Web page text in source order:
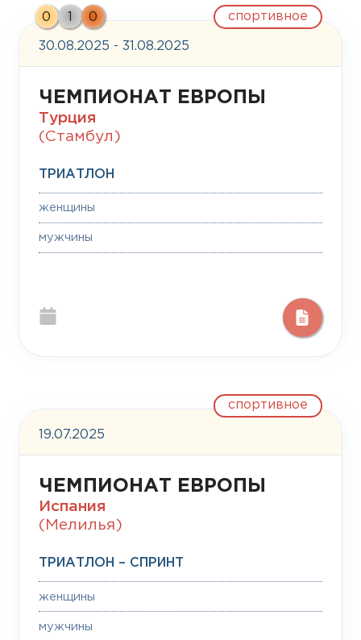
30.08.2025 - 31.08.2025
спортивное
0 1 0
ЧЕМПИОНАТ ЕВРОПЫ
Турция
(Стамбул)
ТРИАТЛОН
женщины
мужчины
19.07.2025
спортивное
ЧЕМПИОНАТ ЕВРОПЫ
Испания
(Мелилья)
ТРИАТЛОН – СПРИНТ
женщины
мужчины